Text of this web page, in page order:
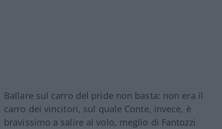
Ballare sul carro del pride non basta: non era il
carro dei vincitori, sul quale Conte, invece, è
bravissimo a salire al volo, meglio di Fantozzi